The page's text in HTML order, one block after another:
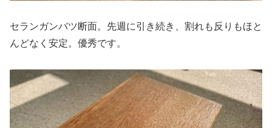
セランガンバツ断面。先週に引き続き、割れも反りもほと
んどなく安定。優秀です。